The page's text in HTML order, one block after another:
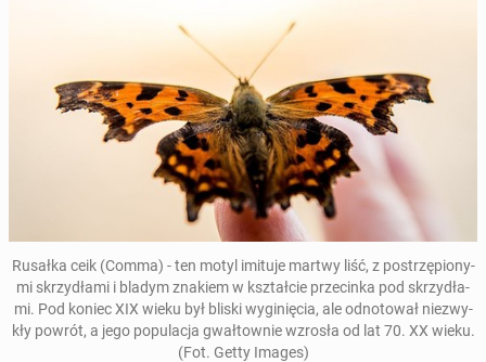
Rusałka ceik (Comma) - ten motyl imituje martwy liść, z po­strzę­pio­ny­
mi skrzy­dła­mi i bladym znakiem w kształ­cie prze­cin­ka pod skrzy­dła­
mi. Pod koniec XIX wieku był bliski wy­gi­nię­cia, ale od­no­to­wał nie­zwy­
kły powrót, a jego po­pu­la­cja gwał­tow­nie wzrosła od lat 70. XX wieku.
(Fot. Getty Images)